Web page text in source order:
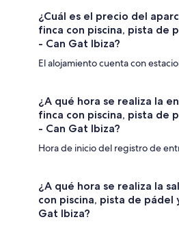
¿Cuál es el precio del
finca con piscina, pista de
- Can Gat Ibiza?
El alojamiento cuenta con
¿A qué hora se realiza la
finca con piscina, pista de
- Can Gat Ibiza?
Hora de inicio del registro de
¿A qué hora se realiza la
con piscina, pista de
Gat Ibiza?